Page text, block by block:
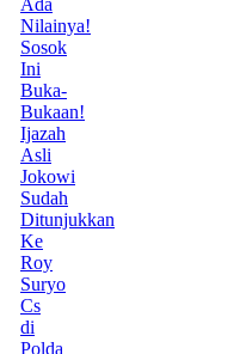
Nilainya!
Sosok
Ini
Buka-
Bukaan!
Ijazah
Asli
Jokowi
Sudah
Ditunjukkan
Ke
Roy
Suryo
Cs
di
Polda